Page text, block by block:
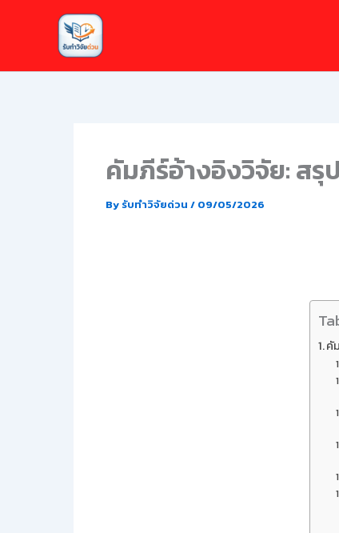
คัมภีร์อ้างอิงวิจัย: สรุ
By รับทำวิจัยด่วน / 09/05/2026
คั